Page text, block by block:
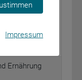
Ernährung
Impressum